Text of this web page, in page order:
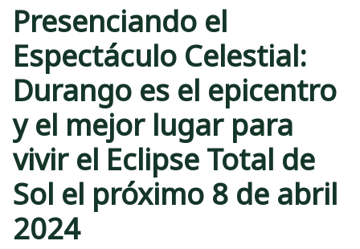
Presenciando el
Espectáculo Celestial:
Durango es el epicentro
y el mejor lugar para
vivir el Eclipse Total de
Sol el próximo 8 de abril
2024